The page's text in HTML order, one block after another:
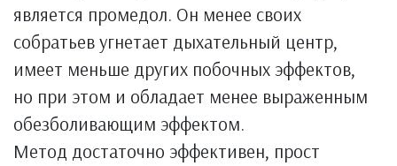
является промедол. Он менее своих
собратьев угнетает дыхательный центр,
имеет меньше других побочных эффектов,
но при этом и обладает менее выраженным
обезболивающим эффектом.
Метод достаточно эффективен, прост